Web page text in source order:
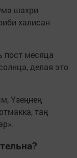
шахри
халисан
пост месяца
делая это
Үзеңнең
таң